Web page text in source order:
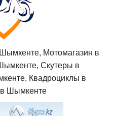
Мотомагазин в
Скутеры в
Квадроциклы в
в Шымкенте